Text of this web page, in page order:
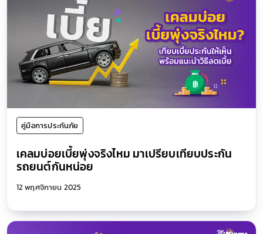
คู่มือการประกันภัย
เคลมบ่อยเบี้ยพุ่งจริงไหม มาเปรียบเทียบประกัน
รถยนต์กันหน่อย
12 พฤศจิกายน 2025